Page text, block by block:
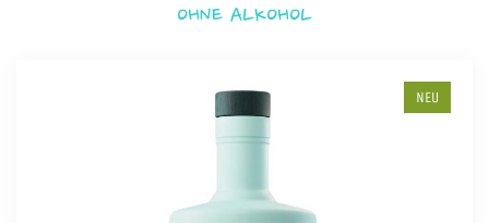
OHNE ALKOHOL
NEU